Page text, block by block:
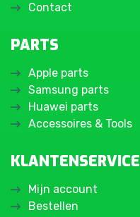
Contact
PARTS
Apple parts
Samsung parts
Huawei parts
Accessoires & Tools
KLANTENSERVICE
Mijn account
Bestellen